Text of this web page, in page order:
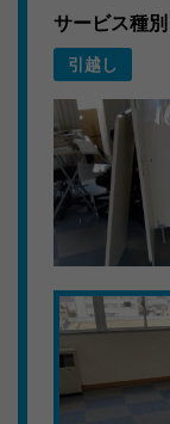
1LDKのお部
チームワーク
ご利用
「当日に来て
て。値段も良
キラキらっき
ッフが対応。
サービス種別
引越し